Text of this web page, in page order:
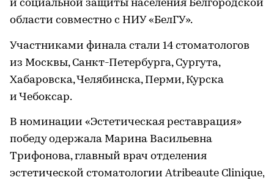
и социальной защиты населения Белгородской
области совместно с НИУ «БелГУ».
Участниками финала стали 14 стоматологов
из Москвы, Санкт-Петербурга, Сургута,
Хабаровска, Челябинска, Перми, Курска
и Чебоксар.
В номинации «Эстетическая реставрация»
победу одержала Марина Васильевна
Трифонова, главный врач отделения
эстетической стоматологии Atribeaute Clinique,